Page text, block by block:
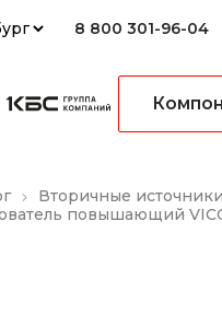
8 800 301-96-04
Вторичные
повышающий